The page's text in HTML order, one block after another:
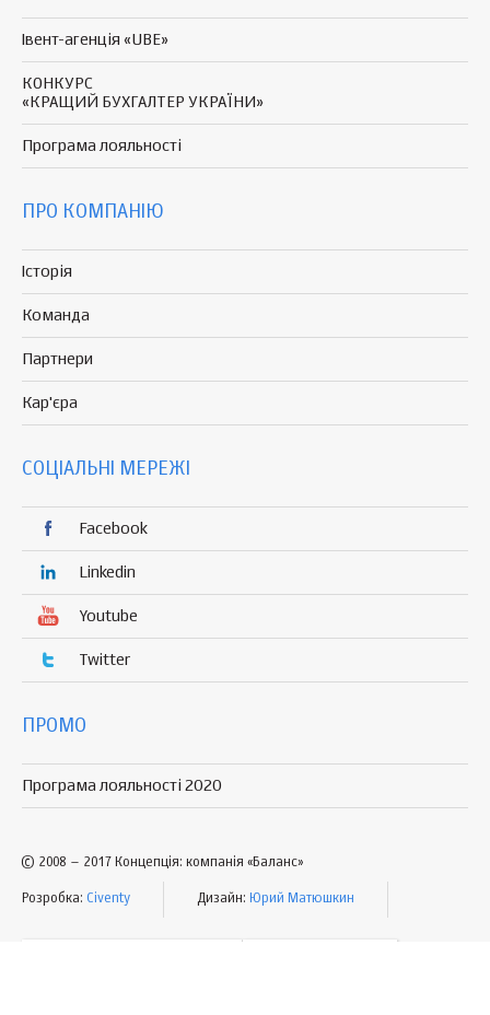
Івент-агенція «UBE»
КОНКУРС
«КРАЩИЙ БУХГАЛТЕР УКРАЇНИ»
Програма лояльності
ПРО КОМПАНІЮ
Історія
Команда
Партнери
Кар'єра
СОЦІАЛЬНІ МЕРЕЖІ
Facebook
Linkedin
Youtube
Twitter
ПРОМО
Програма лояльності 2020
© 2008 – 2017 Концепція: компанія «Баланс»
Розробка: Civenty Дизайн: Юрий Матюшкин